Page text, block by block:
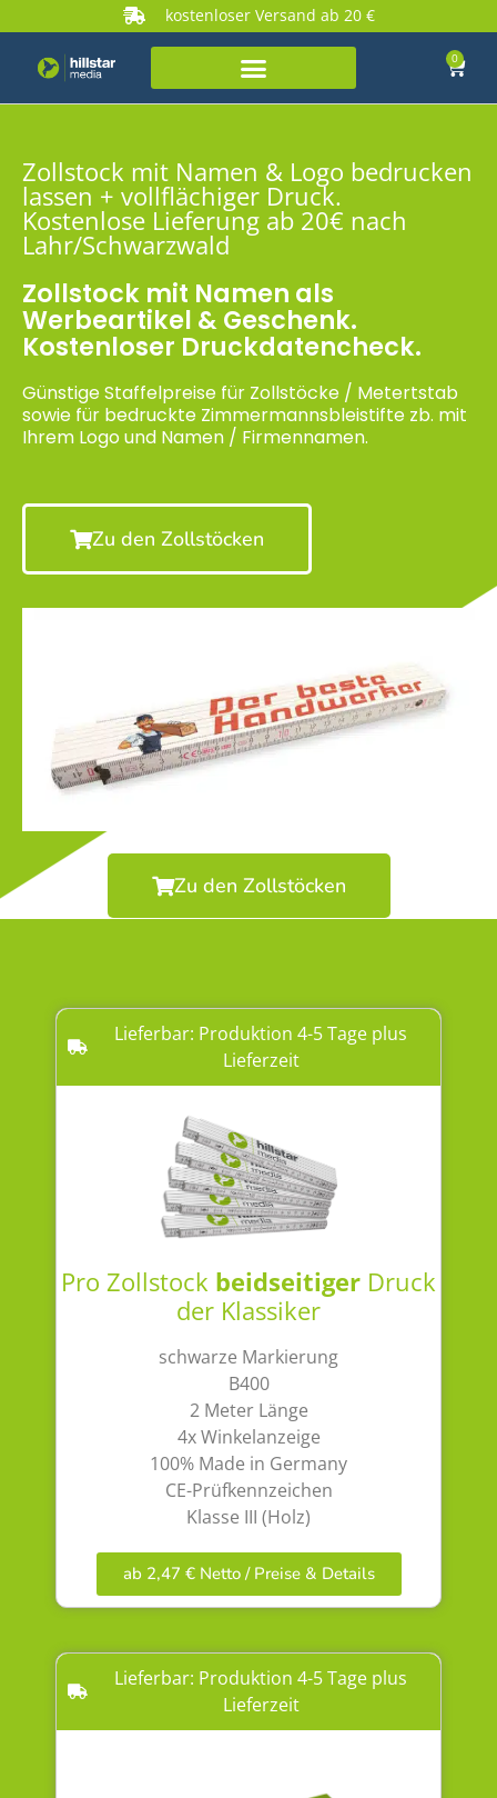
kostenloser Versand ab 20 €
0
Zollstock mit Namen & Logo bedrucken
lassen + vollflächiger Druck.
Kostenlose Lieferung ab 20€ nach
Lahr/Schwarzwald
Zollstock mit Namen als
Werbeartikel & Geschenk.
Kostenloser Druckdatencheck.
Günstige Staffelpreise für Zollstöcke / Metertstab
sowie für bedruckte Zimmermannsbleistifte zb. mit
Ihrem Logo und Namen / Firmennamen.
Zu den Zollstöcken
Zu den Zollstöcken
Lieferbar: Produktion 4-5 Tage plus
Lieferzeit
Pro Zollstock beidseitiger Druck
der Klassiker
schwarze Markierung
B400
2 Meter Länge
4x Winkelanzeige
100% Made in Germany
CE-Prüfkennzeichen
Klasse III (Holz)
ab 2,47 € Netto / Preise & Details
Lieferbar: Produktion 4-5 Tage plus
Lieferzeit